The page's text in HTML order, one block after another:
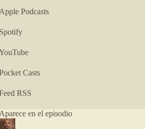
O quizá con bastantes. Tendrás que
para saberlo.
haciendocosas.online
Podcasts
Casts
RSS
en el episodio